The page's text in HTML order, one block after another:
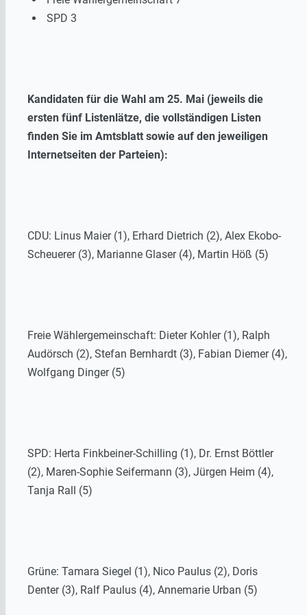
SPD 3
Kandidaten für die Wahl am 25. Mai (jeweils die
ersten fünf Listenlätze, die vollständigen Listen
finden Sie im Amtsblatt sowie auf den jeweiligen
Internetseiten der Parteien):
CDU: Linus Maier (1), Erhard Dietrich (2), Alex Ekobo-
Scheuerer (3), Marianne Glaser (4), Martin Höß (5)
Freie Wählergemeinschaft: Dieter Kohler (1), Ralph
Audörsch (2), Stefan Bernhardt (3), Fabian Diemer (4),
Wolfgang Dinger (5)
SPD: Herta Finkbeiner-Schilling (1), Dr. Ernst Böttler
(2), Maren-Sophie Seifermann (3), Jürgen Heim (4),
Tanja Rall (5)
Grüne: Tamara Siegel (1), Nico Paulus (2), Doris
Denter (3), Ralf Paulus (4), Annemarie Urban (5)